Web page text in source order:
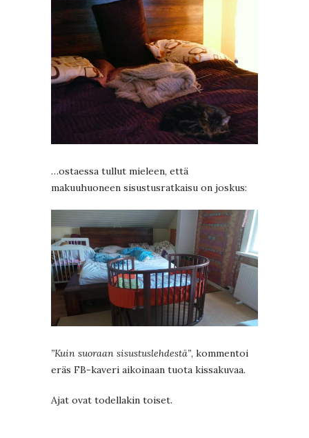
…ostaessa tullut mieleen, että
makuuhuoneen sisustusratkaisu on joskus:
”Kuin suoraan sisustuslehdestä”, kommentoi
eräs FB-kaveri aikoinaan tuota kissakuvaa.
Ajat ovat todellakin toiset.